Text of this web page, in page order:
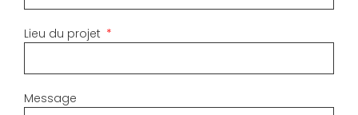
Lieu du projet
Message